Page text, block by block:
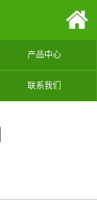
产品中心
联系我们